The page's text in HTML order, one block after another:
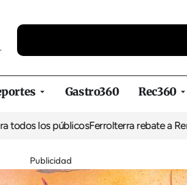
Gastro360 Rec360
públicosFerrolterra rebate a Renfe y
Publicidad